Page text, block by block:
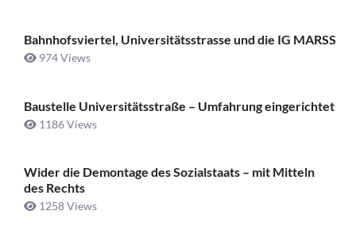
Bahnhofsviertel, Universitätsstrasse und die IG MARSS
974 Views
Baustelle Universitätsstraße ­– Umfahrung eingerichtet
1186 Views
Wider die Demontage des Sozialstaats – mit Mitteln
des Rechts
1258 Views